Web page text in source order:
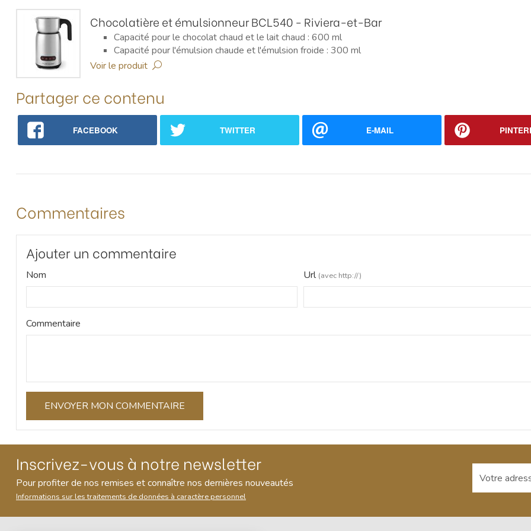
Chocolatière et émulsionneur BCL540 - Riviera-et-Bar
Capacité pour le chocolat chaud et le lait chaud : 600 ml
Capacité pour l'émulsion chaude et l'émulsion froide : 300 ml
Puissance : 650 W
Voir le produit
Partager ce contenu
FACEBOOK TWITTER E-MAIL
Commentaires
Ajouter un commentaire
Nom Url (avec http://)
Commentaire
Inscrivez-vous à notre newsletter
Pour profiter de nos remises et connaître nos dernières nouveautés
Informations sur les traitements de données à caractère personnel